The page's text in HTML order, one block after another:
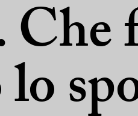
Che